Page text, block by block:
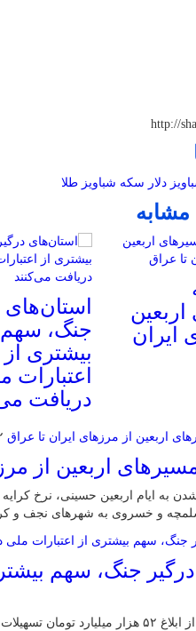
http://
دلار سکه شباویز طلا
مشابه
ایران
استان‌های
جنگ، سهم
بیشتری از
اعتبارات
دریافت
اربعین از
به ایام اربعین حسینی، نرخ
و خسروی به شهرهای نجف و
جنگ، سهم
معاون وزارت کار از ابلاغ ۵۲ هزار